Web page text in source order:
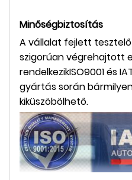
Minőségbiztosítás
A vállalat fejlett
szigorúan végrehajtott
rendelkezikISO9001 és
gyártás során
kiküszöbölhető.